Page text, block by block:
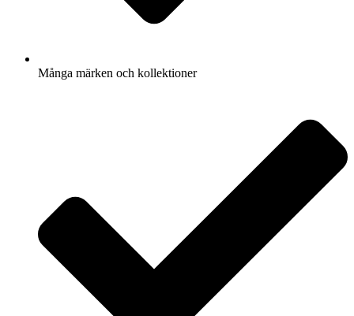
Många märken och kollektioner